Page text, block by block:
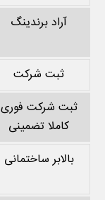
آراد برندینگ
ثبت شرکت
ثبت شرکت فوری
کاملا تضمینی
بالابر ساختمانی